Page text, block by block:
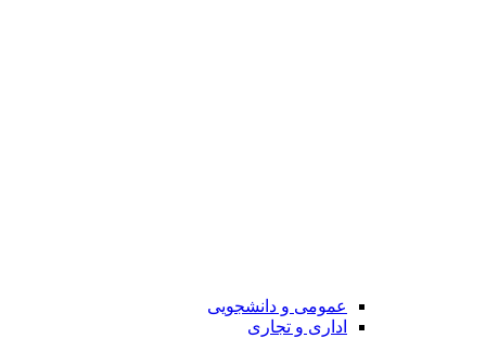
عمومی و دانشجویی
اداری و تجاری